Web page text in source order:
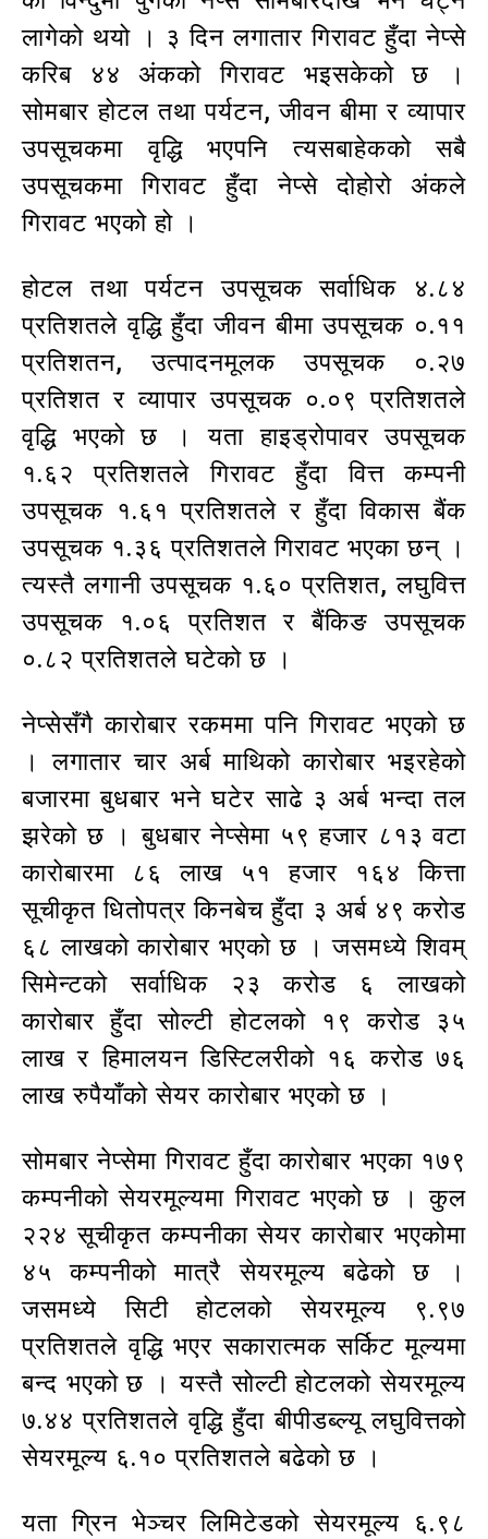
लागेको थयो । ३ दिन लगातार गिरावट हुँदा नेप्से
करिब ४४ अंकको गिरावट भइसकेको छ ।
सोमबार होटल तथा पर्यटन, जीवन बीमा र व्यापार
उपसूचकमा वृद्धि भएपनि त्यसबाहेकको सबै
उपसूचकमा गिरावट हुँदा नेप्से दोहोरो अंकले
गिरावट भएको हो ।
होटल तथा पर्यटन उपसूचक सर्वाधिक ४.८४
प्रतिशतले वृद्धि हुँदा जीवन बीमा उपसूचक ०.११
प्रतिशतन, उत्पादनमूलक उपसूचक ०.२७
प्रतिशत र व्यापार उपसूचक ०.०९ प्रतिशतले
वृद्धि भएको छ । यता हाइड्रोपावर उपसूचक
१.६२ प्रतिशतले गिरावट हुँदा वित्त कम्पनी
उपसूचक १.६१ प्रतिशतले र हुँदा विकास बैंक
उपसूचक १.३६ प्रतिशतले गिरावट भएका छन् ।
त्यस्तै लगानी उपसूचक १.६० प्रतिशत, लघुवित्त
उपसूचक १.०६ प्रतिशत र बैंकिङ उपसूचक
०.८२ प्रतिशतले घटेको छ ।
नेप्सेसँगै कारोबार रकममा पनि गिरावट भएको छ
। लगातार चार अर्ब माथिको कारोबार भइरहेको
बजारमा बुधबार भने घटेर साढे ३ अर्ब भन्दा तल
झरेको छ । बुधबार नेप्सेमा ५९ हजार ८१३ वटा
कारोबारमा ८६ लाख ५१ हजार १६४ कित्ता
सूचीकृत धितोपत्र किनबेच हुँदा ३ अर्ब ४९ करोड
६८ लाखको कारोबार भएको छ । जसमध्ये शिवम्
सिमेन्टको सर्वाधिक २३ करोड ६ लाखको
कारोबार हुँदा सोल्टी होटलको १९ करोड ३५
लाख र हिमालयन डिस्टिलरीको १६ करोड ७६
लाख रुपैयाँको सेयर कारोबार भएको छ ।
सोमबार नेप्सेमा गिरावट हुँदा कारोबार भएका १७९
कम्पनीको सेयरमूल्यमा गिरावट भएको छ । कुल
२२४ सूचीकृत कम्पनीका सेयर कारोबार भएकोमा
४५ कम्पनीको मात्रै सेयरमूल्य बढेको छ ।
जसमध्ये सिटी होटलको सेयरमूल्य ९.९७
प्रतिशतले वृद्धि भएर सकारात्मक सर्किट मूल्यमा
बन्द भएको छ । यस्तै सोल्टी होटलको सेयरमूल्य
७.४४ प्रतिशतले वृद्धि हुँदा बीपीडब्ल्यू लघुवित्तको
सेयरमूल्य ६.१० प्रतिशतले बढेको छ ।
यता ग्रिन भेञ्चर लिमिटेडको सेयरमूल्य ६.९८